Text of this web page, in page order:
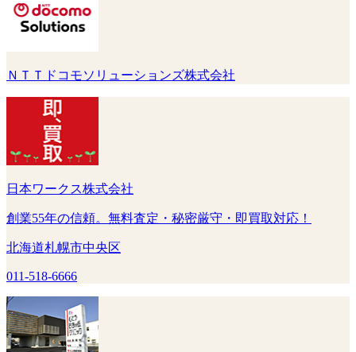
ＮＴＴドコモソリューションズ株式会社
日本ワークス株式会社
創業55年の信頼。無料査定・秘密厳守・即買取対応！
北海道札幌市中央区
011-518-6666